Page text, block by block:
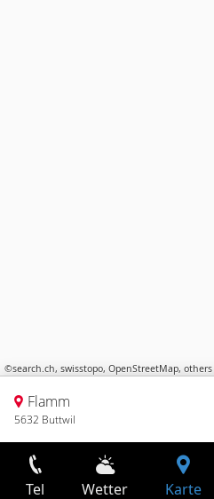
©search.ch, swisstopo, OpenStreetMap, others
Flamm
5632 Buttwil
Tel Wetter Karte